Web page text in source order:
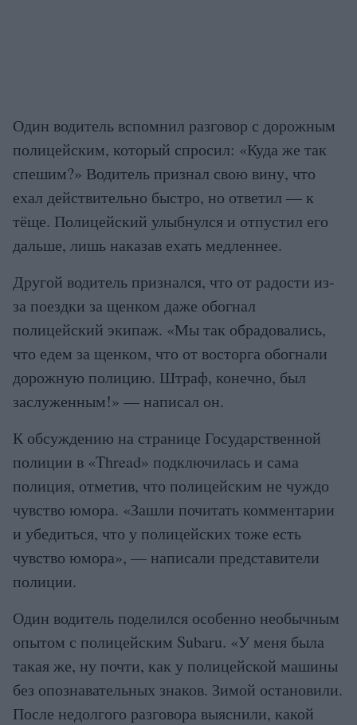
Один водитель вспомнил разговор с дорожным
полицейским, который спросил: «Куда же так
спешим?» Водитель признал свою вину, что
ехал действительно быстро, но ответил — к
тёще. Полицейский улыбнулся и отпустил его
дальше, лишь наказав ехать медленнее.
Другой водитель признался, что от радости из-
за поездки за щенком даже обогнал
полицейский экипаж. «Мы так обрадовались,
что едем за щенком, что от восторга обогнали
дорожную полицию. Штраф, конечно, был
заслуженным!» — написал он.
К обсуждению на странице Государственной
полиции в «Thread» подключилась и сама
полиция, отметив, что полицейским не чуждо
чувство юмора. «Зашли почитать комментарии
и убедиться, что у полицейских тоже есть
чувство юмора», — написали представители
полиции.
Один водитель поделился особенно необычным
опытом с полицейским Subaru. «У меня была
такая же, ну почти, как у полицейской машины
без опознавательных знаков. Зимой остановили.
После недолгого разговора выяснили, какой